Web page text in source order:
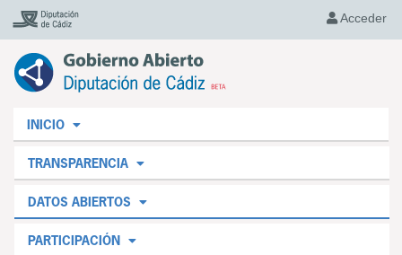
Acceder
INICIO
TRANSPARENCIA
DATOS ABIERTOS
PARTICIPACIÓN